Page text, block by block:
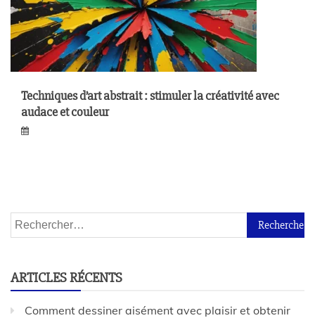
Techniques d’art abstrait : stimuler la créativité avec
audace et couleur
ARTICLES RÉCENTS
Comment dessiner aisément avec plaisir et obtenir